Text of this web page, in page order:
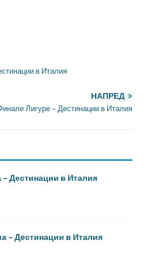
в Италия
НАПРЕД
Лигуре – Дестинации в Италия
– Дестинации в Италия
– Дестинации в Италия